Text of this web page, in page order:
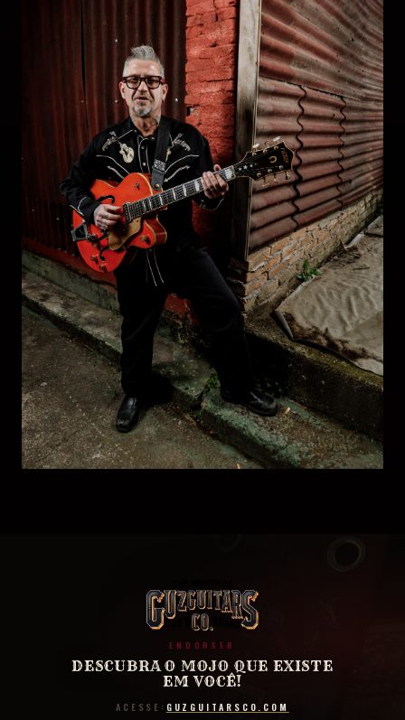
ENDORSER
DESCUBRA O MOJO QUE EXISTE
EM VOCÊ!
ACESSE: GUZGUITARSCO.COM